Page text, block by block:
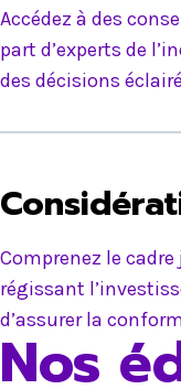
Accédez à des
part d’experts de
des décisions
Comprenez le
régissant
d’assurer la
Nos